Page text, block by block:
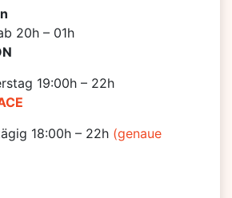
20h – 01h
19:00h – 22h
18:00h – 22h (genaue